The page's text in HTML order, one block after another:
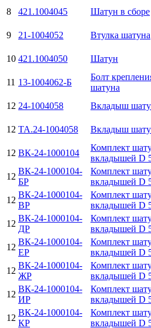
8
421.1004045 Шатун в сбоpе
9
21-1004052 Втулка шатуна
10 421.1004050 Шатун
11 13-1004062-Б
Болт
шатуна
12 24-1004058 Вкладыш
12 ТА.24-1004058 Вкладыш
12 ВК-24-1000104
Комплект
вкладышей D
12
ВК-24-1000104-
БР
Комплект
вкладышей D
12
ВК-24-1000104-
ВР
Комплект
вкладышей D
12
ВК-24-1000104-
ДР
Комплект
вкладышей D
12
ВК-24-1000104-
ЕР
Комплект
вкладышей D
12
ВК-24-1000104-
ЖР
Комплект
вкладышей D
12
ВК-24-1000104-
ИР
Комплект
вкладышей D
12
ВК-24-1000104-
КР
Комплект
вкладышей D